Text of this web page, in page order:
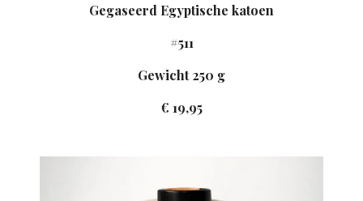
Gegaseerd Egyptische katoen
#511
Gewicht 250 g
€ 19,95